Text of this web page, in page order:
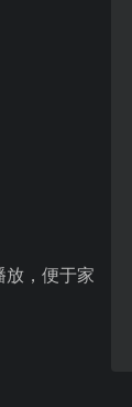
放，便于家